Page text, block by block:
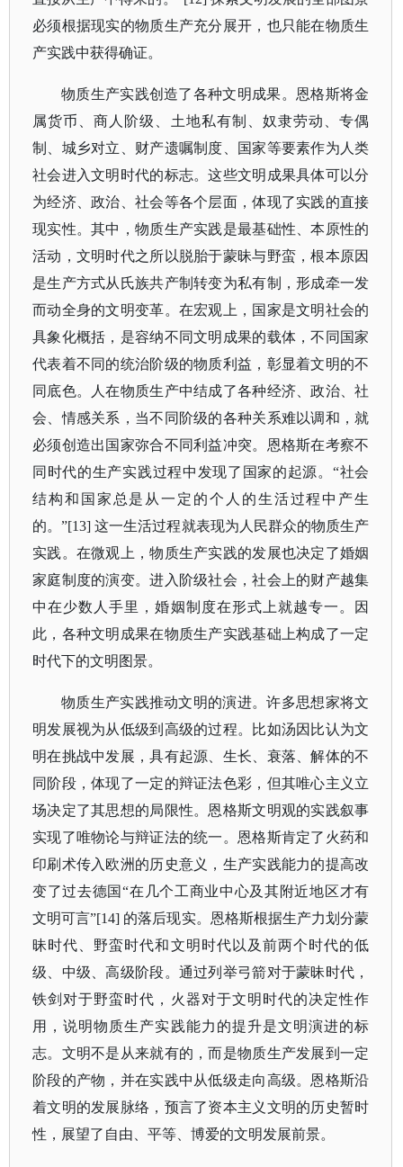
必须根据现实的物质生产充分展开，也只能在物质生
产实践中获得确证。
物质生产实践创造了各种文明成果。恩格斯将金
属货币、商人阶级、土地私有制、奴隶劳动、专偶
制、城乡对立、财产遗嘱制度、国家等要素作为人类
社会进入文明时代的标志。这些文明成果具体可以分
为经济、政治、社会等各个层面，体现了实践的直接
现实性。其中，物质生产实践是最基础性、本原性的
活动，文明时代之所以脱胎于蒙昧与野蛮，根本原因
是生产方式从氏族共产制转变为私有制，形成牵一发
而动全身的文明变革。在宏观上，国家是文明社会的
具象化概括，是容纳不同文明成果的载体，不同国家
代表着不同的统治阶级的物质利益，彰显着文明的不
同底色。人在物质生产中结成了各种经济、政治、社
会、情感关系，当不同阶级的各种关系难以调和，就
必须创造出国家弥合不同利益冲突。恩格斯在考察不
同时代的生产实践过程中发现了国家的起源。 “社会
结构和国家总是从一定的个人的生活过程中产生
的。”[13] 这一生活过程就表现为人民群众的物质生产
实践。在微观上，物质生产实践的发展也决定了婚姻
家庭制度的演变。进入阶级社会，社会上的财产越集
中在少数人手里，婚姻制度在形式上就越专一。因
此，各种文明成果在物质生产实践基础上构成了一定
时代下的文明图景。
物质生产实践推动文明的演进。许多思想家将文
明发展视为从低级到高级的过程。比如汤因比认为文
明在挑战中发展，具有起源、生长、衰落、解体的不
同阶段，体现了一定的辩证法色彩，但其唯心主义立
场决定了其思想的局限性。恩格斯文明观的实践叙事
实现了唯物论与辩证法的统一。恩格斯肯定了火药和
印刷术传入欧洲的历史意义，生产实践能力的提高改
变了过去德国“在几个工商业中心及其附近地区才有
文明可言”[14] 的落后现实。恩格斯根据生产力划分蒙
昧时代、野蛮时代和文明时代以及前两个时代的低
级、中级、高级阶段。通过列举弓箭对于蒙昧时代，
铁剑对于野蛮时代，火器对于文明时代的决定性作
用，说明物质生产实践能力的提升是文明演进的标
志。文明不是从来就有的，而是物质生产发展到一定
阶段的产物，并在实践中从低级走向高级。恩格斯沿
着文明的发展脉络，预言了资本主义文明的历史暂时
性，展望了自由、平等、博爱的文明发展前景。